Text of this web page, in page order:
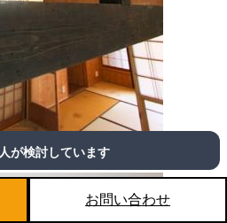
人が検討しています
お問い合わせ